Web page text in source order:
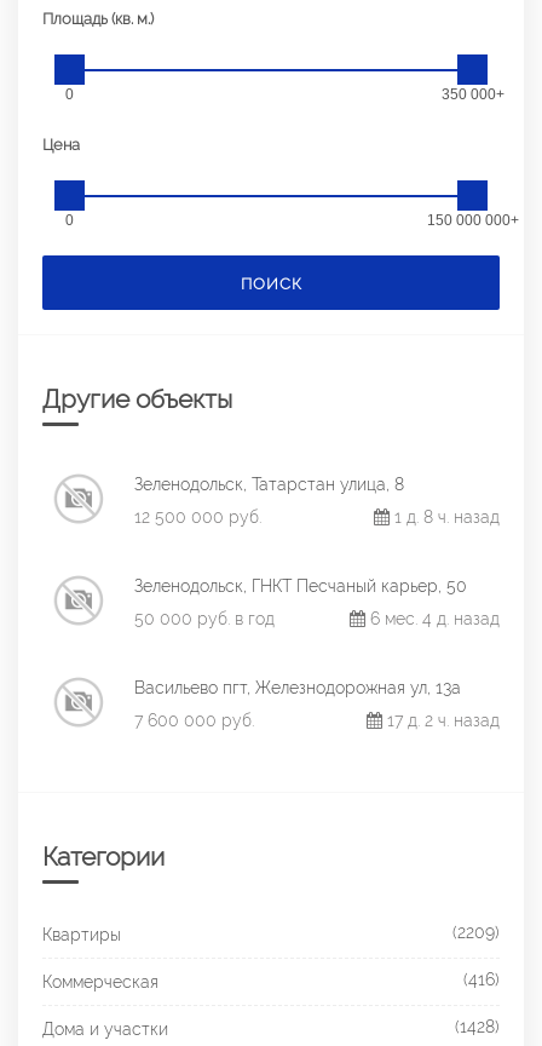
Площадь (кв. м.)
0 350 000+
Цена
0 150 000 000+
ПОИСК
Другие объекты
Зеленодольск, Татарстан улица, 8
12 500 000 руб.
1 д. 8 ч. назад
Зеленодольск, ГНКТ Песчаный карьер, 50
50 000 руб. в год
6 мес. 4 д. назад
Васильево пгт, Железнодорожная ул, 13а
7 600 000 руб.
17 д. 2 ч. назад
Категории
Квартиры (2209)
Коммерческая (416)
Дома и участки (1428)